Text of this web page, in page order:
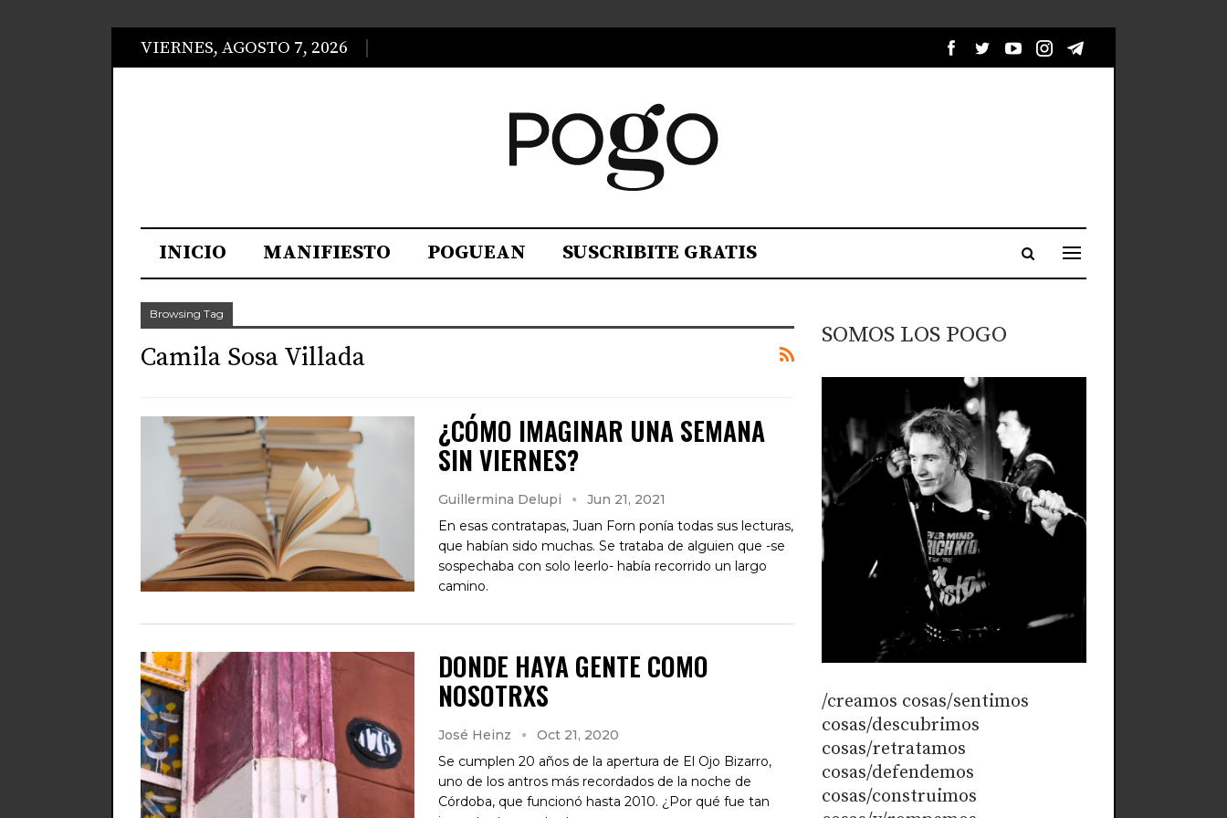
VIERNES, AGOSTO 7, 2026
INICIO MANIFIESTO POGUEAN SUSCRIBITE GRATIS
Browsing Tag
Camila Sosa Villada
¿CÓMO IMAGINAR UNA SEMANA
SIN VIERNES?
Guillermina Delupi
Jun 21, 2021
En esas contratapas, Juan Forn ponía todas sus lecturas,
que habían sido muchas. Se trataba de alguien que -se
sospechaba con solo leerlo- había recorrido un largo
camino.
DONDE HAYA GENTE COMO
NOSOTRXS
José Heinz
Oct 21, 2020
Se cumplen 20 años de la apertura de El Ojo Bizarro,
uno de los antros más recordados de la noche de
Córdoba, que funcionó hasta 2010. ¿Por qué fue tan
SOMOS LOS POGO
/creamos cosas/sentimos
cosas/descubrimos
cosas/retratamos
cosas/defendemos
cosas/construimos